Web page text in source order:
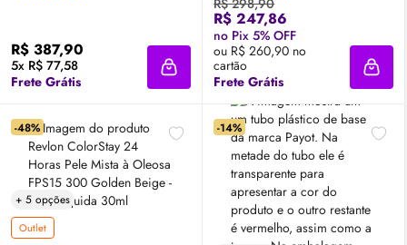
R$ 387,90
5x R$ 77,58
Frete Grátis
Adicionar à sacola
R$ 298,90
R$ 247,86
no Pix 5% OFF
ou R$ 260,90 no
cartão
Frete Grátis
-48%
+ 5 opções
Outlet
-14%